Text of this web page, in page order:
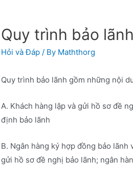
Quy trình bảo
Hỏi và Đáp / By Maththorg
Quy trình bảo lãnh gồm những nội
A. Khách hàng lập và gửi hồ sơ đề
định bảo lãnh
B. Ngân hàng ký hợp đồng bảo
gửi hồ sơ đề nghị bảo lãnh; ngân